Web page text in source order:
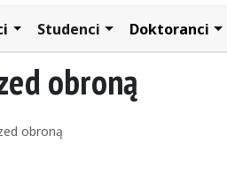
Studenci Doktoranci
obroną
obroną